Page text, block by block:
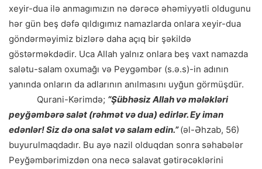
xeyir-dua ilə anmagımızın nə dərəcə əhəmiyyətli oldugunu
hər gün beş dəfə qıldıgımız namazlarda onlara xeyir-dua
göndərməyimiz bizlərə daha açıq bir şəkildə
göstərməkdədir. Uca Allah yalnız onlara beş vaxt namazda
salətu-salam oxumağı və Peygəmbər (s.ə.s)-in adının
yanında onların da adlarının anılmasını uyğun görmüşdür.
Qurani-Kərimdə; “Şübhəsiz Allah və mələkləri
peyğəmbərə salət (rəhmət və dua) edirlər. Ey iman
edənlər! Siz də ona salət və salam edin.”(əl-Əhzab, 56)
buyurulmaqdadır. Bu ayə nazil olduqdan sonra səhabələr
Peyğəmbərimizdən ona necə salavat gətirəcəklərini